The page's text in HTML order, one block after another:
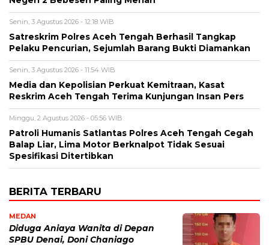
Senin, 3 Agustus 2026 - 12:18 WIB
Satreskrim Polres Aceh Tengah Berhasil Tangkap
Pelaku Pencurian, Sejumlah Barang Bukti Diamankan
Senin, 3 Agustus 2026 - 11:54 WIB
Media dan Kepolisian Perkuat Kemitraan, Kasat
Reskrim Aceh Tengah Terima Kunjungan Insan Pers
Minggu, 2 Agustus 2026 - 05:56 WIB
Patroli Humanis Satlantas Polres Aceh Tengah Cegah
Balap Liar, Lima Motor Berknalpot Tidak Sesuai
Spesifikasi Ditertibkan
BERITA TERBARU
MEDAN
Diduga Aniaya Wanita di Depan
SPBU Denai, Doni Chaniago